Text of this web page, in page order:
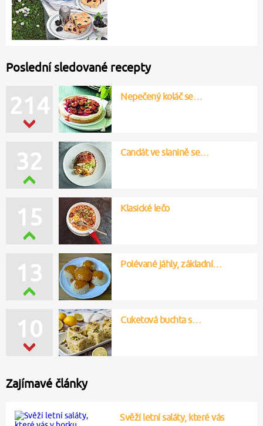
Poslední sledované recepty
214 Nepečený koláč se…
32 Candát ve slanině se…
15 Klasické lečo
13 Polévané jáhly, základní…
10 Cuketová buchta s…
Zajímavé články
Svěží letní saláty, které vás